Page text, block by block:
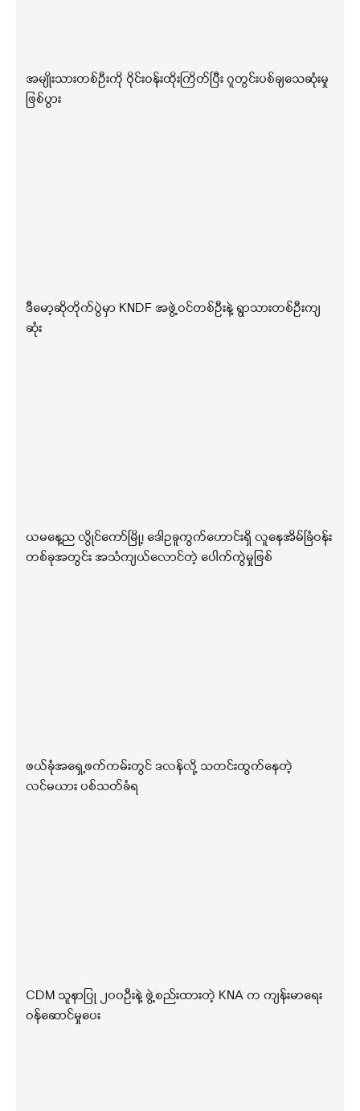
အမျိုးသားတစ်ဦးကို ဝိုင်းဝန်းထိုးကြိတ်ပြီး ဂူတွင်းပစ်ချသေဆုံးမှု
ဖြစ်ပွား
ဒီမော့ဆိုတိုက်ပွဲမှာ KNDF အဖွဲ့ဝင်တစ်ဦးနဲ့ ရွာသားတစ်ဦးကျ
ဆုံး
ယမနေ့ည လွိုင်ကော်မြို့၊ ဒေါဥခူကွက်ဟောင်းရှိ လူနေအိမ်ခြံဝန်း
တစ်ခုအတွင်း အသံကျယ်လောင်တဲ့ ပေါက်ကွဲမှုဖြစ်
ဖယ်ခုံအရှေ့ဖက်ကမ်းတွင် ဒလန်လို့ သတင်းထွက်နေတဲ့
လင်မယား ပစ်သတ်ခံရ
CDM သူနာပြု ၂၀၀ဦးနဲ့ ဖွဲ့စည်းထားတဲ့ KNA က ကျန်းမာရေး
ဝန်ဆောင်မှုပေး